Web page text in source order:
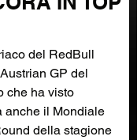
del RedBull
GP del
che ha visto
anche il Mondiale
della stagione